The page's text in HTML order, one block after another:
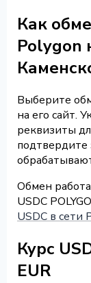
Как
Polygon
Выберите
на его сайт.
реквизиты
подтвердите
Обмен
USDC
USDC в сети
Курс
EUR